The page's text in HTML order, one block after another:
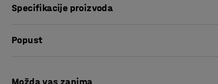
smanjuju razinu buke, služe kao praktičan detalj u
Akustična zidna ploča je presvučena izdržljivom
Postavite nekoliko ploča jednu pored druge za najbolje
Specifikacije proizvoda
Širina: 600
Boja: Tamno siva
Popust
Možda vas zanima